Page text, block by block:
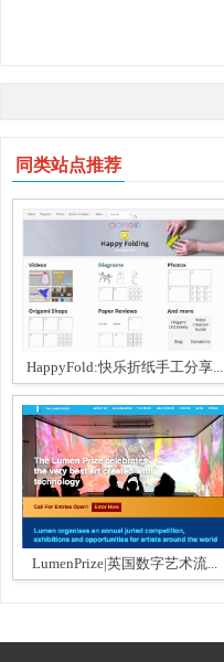
同类站点推荐
HappyFold:快乐折纸手工分享...
LumenPrize|英国数字艺术流...